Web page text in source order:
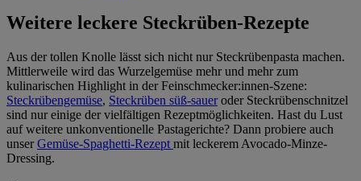
Weitere leckere Steckrüben-Rezepte
Aus der tollen Knolle lässt sich nicht nur Steckrübenpasta machen.
Mittlerweile wird das Wurzelgemüse mehr und mehr zum
kulinarischen Highlight in der Feinschmecker:innen-Szene:
Steckrübengemüse, Steckrüben süß-saueroder Steckrübenschnitzel
sind nur einige der vielfältigen Rezeptmöglichkeiten. Hast du Lust
auf weitere unkonventionelle Pastagerichte? Dann probiere auch
unserGemüse-Spaghetti-Rezept mit leckerem Avocado-Minze-
Dressing.